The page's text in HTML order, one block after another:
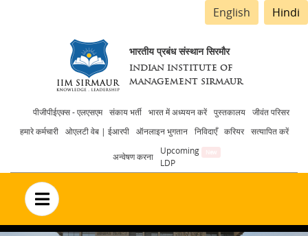
English Hindi
भारतीय प्रबंध संस्थान सिरमौर
INDIAN INSTITUTE OF
MANAGEMENT SIRMAUR
Header
menu
पीजीपीईएक्स - एलएसएम संकाय भर्ती भारत में अध्ययन करें पुस्तकालय
जीवंत परिसर
हमारे कर्मचारी
ओएलटी वेब | ईआरपी ऑनलाइन भुगतान निविदाएँ करियर सत्यापित करें
अन्वेषण करना
Upcoming
LDP
no text